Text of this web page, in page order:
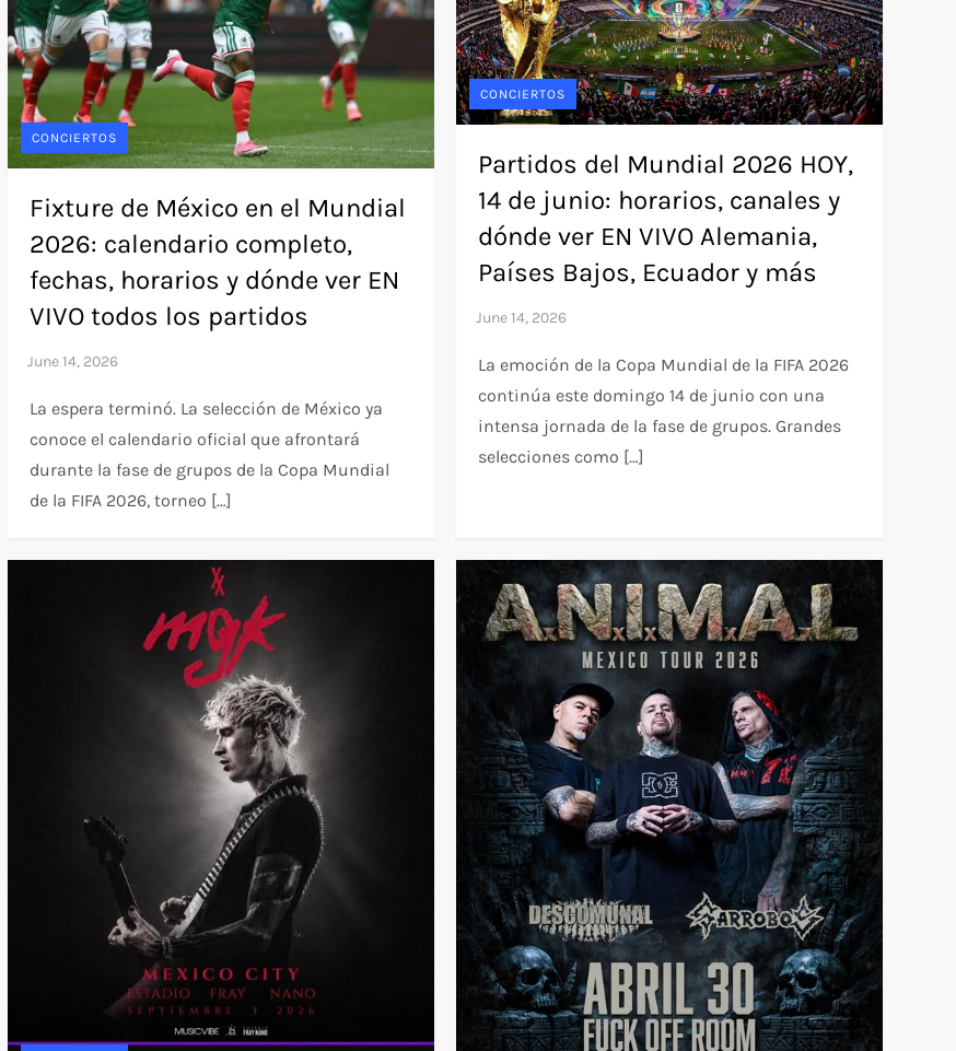
CONCIERTOS
Fixture de México en el Mundial
2026: calendario completo,
fechas, horarios y dónde ver EN
VIVO todos los partidos
La espera terminó. La selección de México ya
conoce el calendario oficial que afrontará
durante la fase de grupos de la Copa Mundial
de la FIFA 2026, torneo […]
CONCIERTOS
Partidos del Mundial 2026 HOY,
14 de junio: horarios, canales y
dónde ver EN VIVO Alemania,
Países Bajos, Ecuador y más
La emoción de la Copa Mundial de la FIFA 2026
continúa este domingo 14 de junio con una
intensa jornada de la fase de grupos. Grandes
selecciones como […]